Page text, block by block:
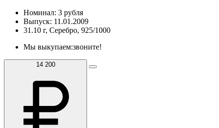
Номинал: 3 рубля
Выпуск: 11.01.2009
31.10 г, Серебро, 925/1000
Мы выкупаем:звоните!
14 200